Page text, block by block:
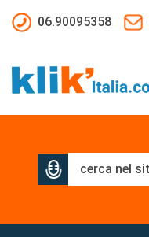
06.90095358